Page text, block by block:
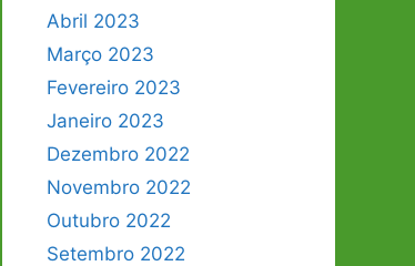
Abril 2023
Março 2023
Fevereiro 2023
Janeiro 2023
Dezembro 2022
Novembro 2022
Outubro 2022
Setembro 2022